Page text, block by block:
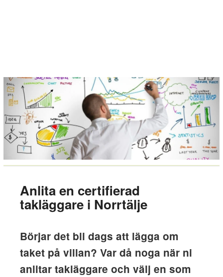
Anlita en certifierad
takläggare i Norrtälje
Börjar det bli dags att lägga om
taket på villan? Var då noga när ni
anlitar takläggare och välj en som